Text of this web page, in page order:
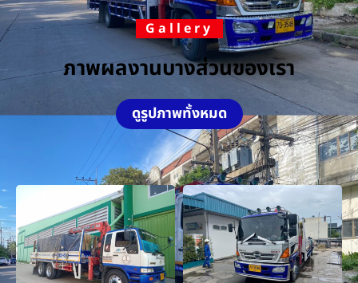
Gallery
ภาพผลงานบางส่วนของเรา
ดูรูปภาพทั้งหมด